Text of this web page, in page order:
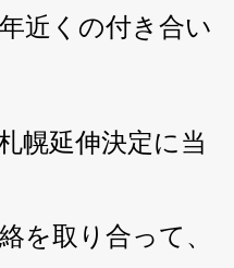
近くの付き合い
幌延伸決定に当
を取り合って、